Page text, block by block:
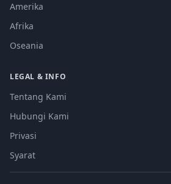
Amerika
Afrika
Oseania
LEGAL & INFO
Tentang Kami
Hubungi Kami
Privasi
Syarat